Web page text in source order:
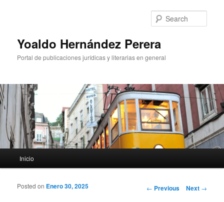
Yoaldo Hernández Perera
Portal de publicaciones jurídicas y literarias en general
Skip to primary content
Skip to secondary content
Inicio
Post navigation
← Previous Next →
Posted on Enero 30, 2025